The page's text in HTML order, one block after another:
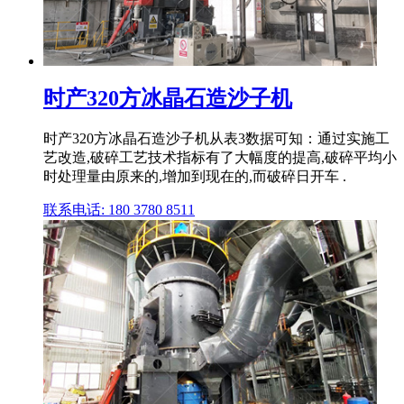
时产320方冰晶石造沙子机
时产320方冰晶石造沙子机从表3数据可知：通过实施工
艺改造,破碎工艺技术指标有了大幅度的提高,破碎平均小
时处理量由原来的,增加到现在的,而破碎日开车 .
联系电话: 180 3780 8511